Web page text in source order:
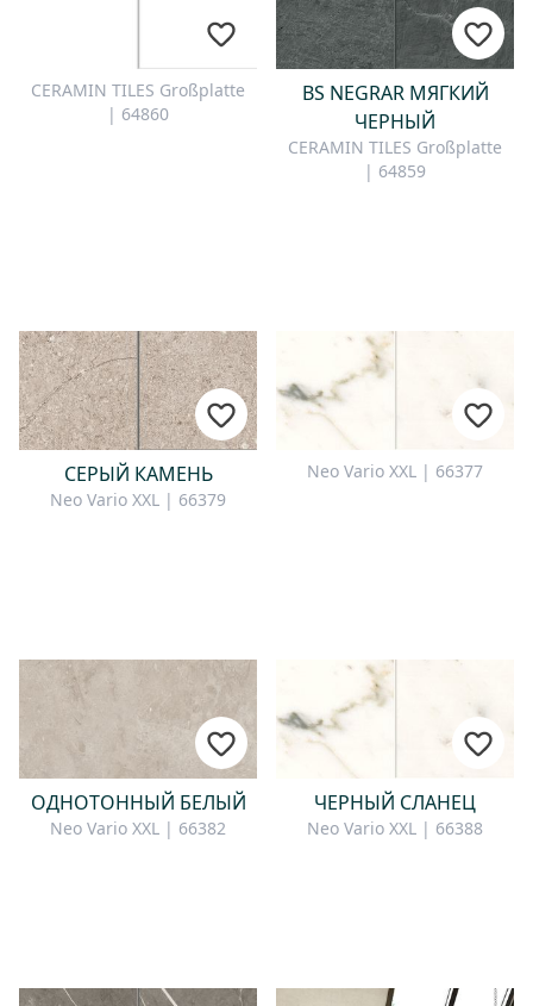
КОНТАКТЫ
У вас есть вопросы или вы
хотите получить
воспользуйтесь нашей
контактной формой.
Отправить запрос на контакт
CERAMIN TILES Großplatte
| 64860
BS NEGRAR МЯГКИЙ
ЧЕРНЫЙ
CERAMIN TILES Großplatte
| 64859
СЕРЫЙ КАМЕНЬ
Neo Vario XXL | 66379
Neo Vario XXL | 66377
ОДНОТОННЫЙ БЕЛЫЙ
Neo Vario XXL | 66382
ЧЕРНЫЙ СЛАНЕЦ
Neo Vario XXL | 66388